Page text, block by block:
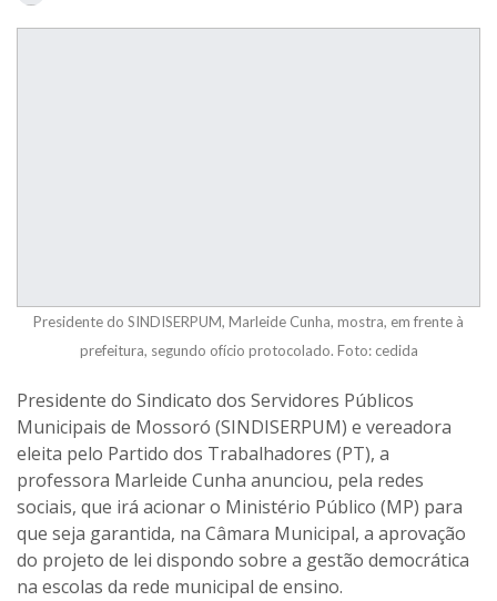
Presidente do SINDISERPUM, Marleide Cunha, mostra, em frente à
prefeitura, segundo ofício protocolado. Foto: cedida
Presidente do Sindicato dos Servidores Públicos
Municipais de Mossoró (SINDISERPUM) e vereadora
eleita pelo Partido dos Trabalhadores (PT), a
professora Marleide Cunha anunciou, pela redes
sociais, que irá acionar o Ministério Público (MP) para
que seja garantida, na Câmara Municipal, a aprovação
do projeto de lei dispondo sobre a gestão democrática
na escolas da rede municipal de ensino.